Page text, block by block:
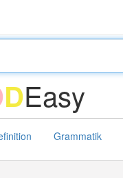
DEasy
Grammatik